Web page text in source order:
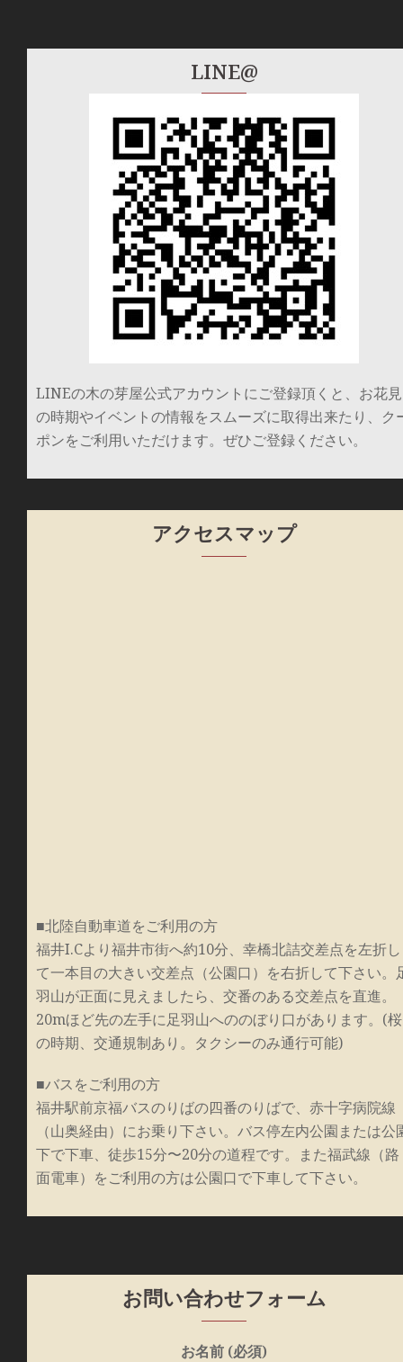
LINE@
LINEの木の芽屋公式アカウントにご登録頂くと、お花見
の時期やイベントの情報をスムーズに取得出来たり、ク
ポンをご利用いただけます。ぜひご登録ください。
アクセスマップ
■北陸自動車道をご利用の方
福井I.Cより福井市街へ約10分、幸橋北詰交差点を左折し
て一本目の大きい交差点（公園口）を右折して下さい。
羽山が正面に見えましたら、交番のある交差点を直進。
20mほど先の左手に足羽山へののぼり口があります。(桜
の時期、交通規制あり。タクシーのみ通行可能)
■バスをご利用の方
福井駅前京福バスのりばの四番のりばで、赤十字病院線
（山奥経由）にお乗り下さい。バス停左内公園または公
下で下車、徒歩15分〜20分の道程です。また福武線（路
面電車）をご利用の方は公園口で下車して下さい。
お問い合わせフォーム
お名前 (必須)